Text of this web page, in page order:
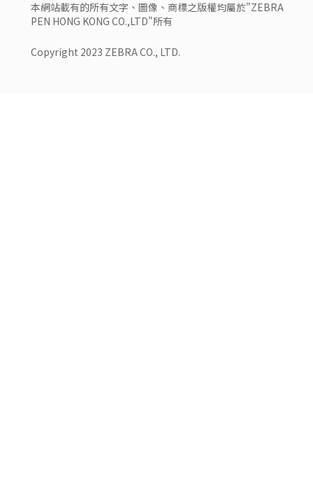
本網站載有的所有文字、圖像、商標之版權均屬於"ZEBRA
PEN HONG KONG CO.,LTD"所有
Copyright 2023 ZEBRA CO., LTD.